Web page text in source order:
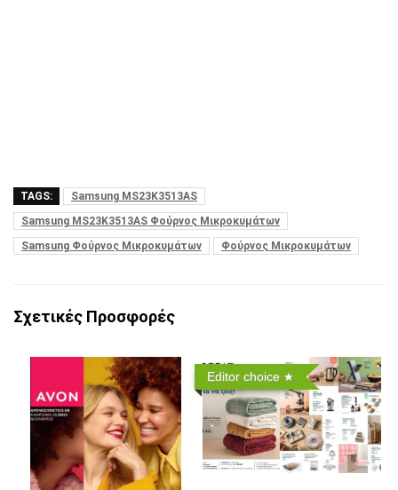
TAGS:
Samsung MS23K3513AS
Samsung MS23K3513AS Φούρνος Μικροκυμάτων
Samsung Φούρνος Μικροκυμάτων
Φούρνος Μικροκυμάτων
Σχετικές Προσφορές
Editor choice